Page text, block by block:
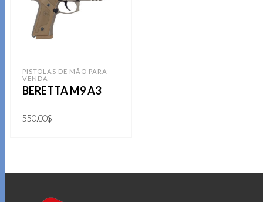
PISTOLAS DE MÃO PARA
VENDA
BERETTA M9 A3
550.00$